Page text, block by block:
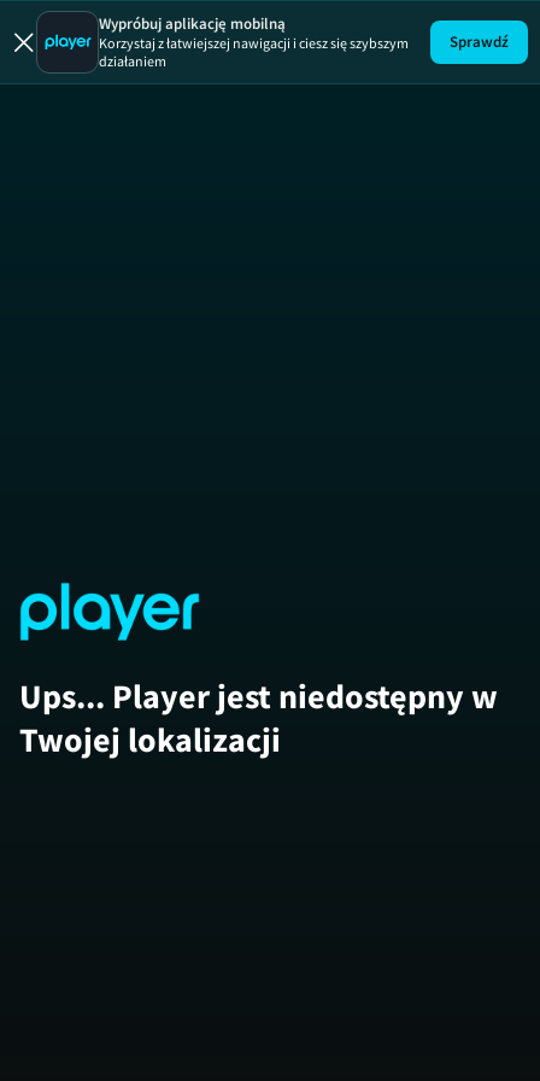
Seks -
Wypróbuj aplikację mobilną
Korzystaj z łatwiejszej nawigacji i ciesz się szybszym
działaniem
Sprawdź
Ups... Player jest niedostępny w
Twojej lokalizacji